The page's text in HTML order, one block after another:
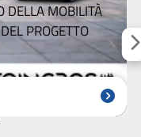
DELLA MOBILITÀ
PROGETTO